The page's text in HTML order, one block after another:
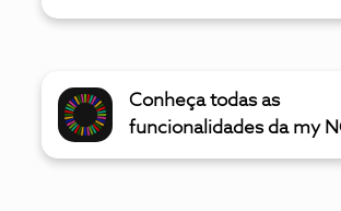
Conheça todas as
funcionalidades da my